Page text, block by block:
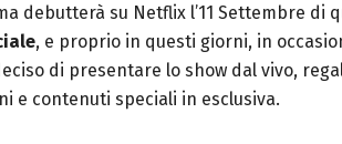
debutterà su Netflix l’11 Settembre di
, e proprio in questi giorni, in
di presentare lo show dal vivo,
e contenuti speciali in esclusiva.